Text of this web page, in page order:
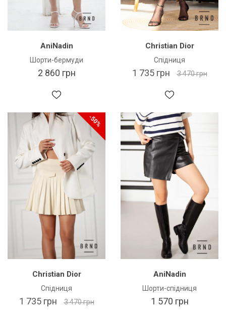
AniNadin
Шорти-бермуди
2 860 грн
Christian Dior
Спідниця
1 735 грн 3 470 грн
-50%
Christian Dior
Спідниця
1 735 грн 3 470 грн
AniNadin
Шорти-спідниця
1 570 грн